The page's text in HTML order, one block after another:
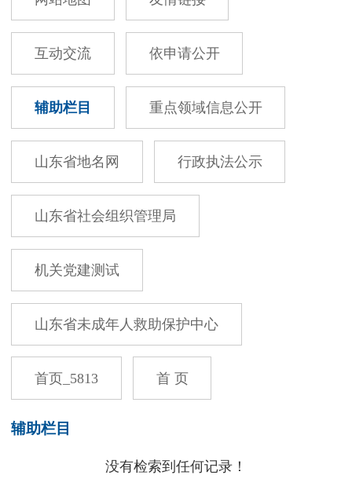
互动交流 依申请公开
辅助栏目 重点领域信息公开
山东省地名网 行政执法公示
山东省社会组织管理局
机关党建测试
山东省未成年人救助保护中心
首页_5813 首 页
辅助栏目
没有检索到任何记录！